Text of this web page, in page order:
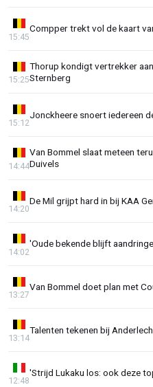
Compper trekt vol de kaart
15:45
Thorup kondigt vertrekker
Sternberg
15:25
Jonckheere snoert iedereen
15:12
Van Bommel slaat meteen
Duivels
14:44
De Mil grijpt hard in bij KAA
14:20
'Oude bekende blijft
14:02
Van Bommel doet plan met
13:27
Talenten tekenen bij
13:14
'Strijd Lukaku los: ook deze
12:48